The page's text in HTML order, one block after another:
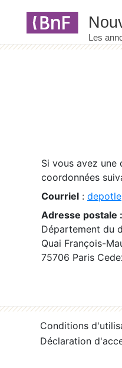
Si vous avez
coordonnées
Courriel :
Adresse postale :
Département du
Quai François-
75706 Paris
Conditions
Déclaration